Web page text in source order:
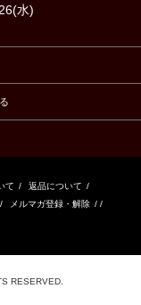
水)
て / 返品について /
/ メルマガ登録・解除 / /
RESERVED.